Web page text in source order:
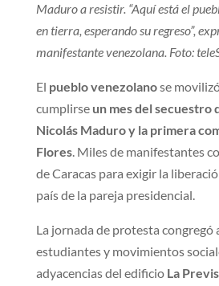
Maduro a resistir. “Aquí está el
en tierra, esperando su regreso”,
manifestante venezolana. Foto:
El pueblo venezolanose
cumplirse un mes delsecuestro
Nicolás Maduro y la primera
Flores. Miles de manifestantes
de Caracas para exigir la
país de la pareja presidencial.
La jornada de protesta congregó
estudiantes y movimientos
adyacencias del edificio La